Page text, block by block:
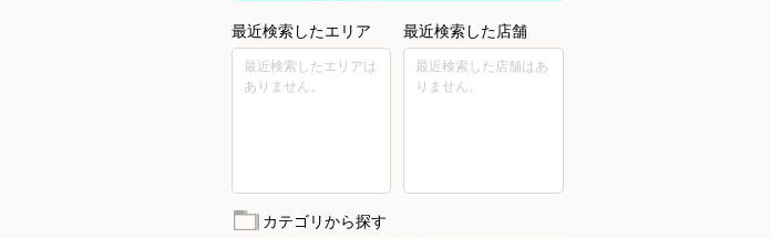
最近検索したエリア
最近検索したエリアは
ありません。
最近検索した店舗
最近検索した店舗はあ
りません。
カテゴリから探す